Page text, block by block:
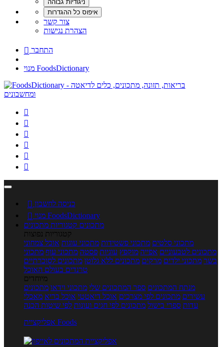
צור קשר
הצהרת נגישות
 התחבר
מנוי FoodsDictionary






 כניסה לחשבון

מנוי FoodsDictionary
מתכונים קטגוריות מתכונים
קטגוריות נפוצות
מתכוני סלטים מתכוני פשטידות מתכוני עוגות אוכל צמחוני
מתכונים לטבעוניים אפייה מוקפץ עוגיות פסטה מתכוני עוף מתכוני
בשר מתכוני ילדים מרקים מתכונים ללא גלוטן מתכונים לסוכרתיים
טרנדים בעולם האוכל
מיוחדים
מנתח המתכונים ספר המתכונים שלי מתכוני וידאו מתכונים
עשירים מתכונים לפי מצרכים אוכל דיאטטי אוכל בריא מאכלי
עדות ספרי בישול מתכונים לפי חגים ועונות לפי שיטות הכנה
אפליקציית Foods